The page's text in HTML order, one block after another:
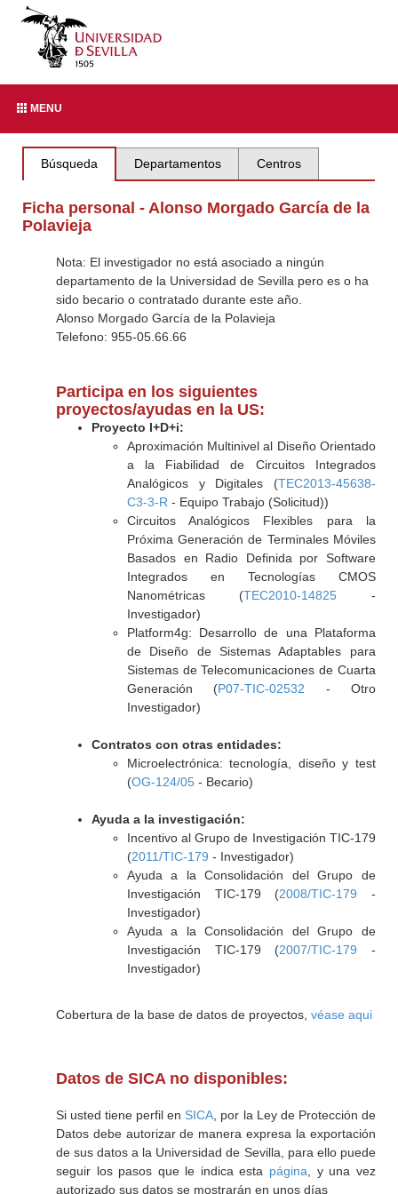
MENU
Búsqueda Departamentos Centros
Ficha personal - Alonso Morgado García de la
Polavieja
Nota: El investigador no está asociado a ningún
departamento de la Universidad de Sevilla pero es o ha
sido becario o contratado durante este año.
Alonso Morgado García de la Polavieja
Telefono: 955-05.66.66
Participa en los siguientes
proyectos/ayudas en la US:
Proyecto I+D+i:
Aproximación Multinivel al Diseño Orientado
a la Fiabilidad de Circuitos Integrados
Analógicos y Digitales (TEC2013-45638-
C3-3-R - Equipo Trabajo (Solicitud))
Circuitos Analógicos Flexibles para la
Próxima Generación de Terminales Móviles
Basados en Radio Definida por Software
Integrados en Tecnologías CMOS
Nanométricas (TEC2010-14825 -
Investigador)
Platform4g: Desarrollo de una Plataforma
de Diseño de Sistemas Adaptables para
Sistemas de Telecomunicaciones de Cuarta
Generación (P07-TIC-02532 - Otro
Investigador)
Contratos con otras entidades:
Microelectrónica: tecnología, diseño y test
(OG-124/05- Becario)
Ayuda a la investigación:
Incentivo al Grupo de Investigación TIC-179
(2011/TIC-179 - Investigador)
Ayuda a la Consolidación del Grupo de
Investigación TIC-179 (2008/TIC-179 -
Investigador)
Ayuda a la Consolidación del Grupo de
Investigación TIC-179 (2007/TIC-179 -
Investigador)
Cobertura de la base de datos de proyectos, véase aqui
Datos de SICA no disponibles:
Si usted tiene perfil en SICA , por la Ley de Protección de
Datos debe autorizar de manera expresa la exportación
de sus datos a la Universidad de Sevilla, para ello puede
seguir los pasos que le indica esta página , y una vez
autorizado sus datos se mostrarán en unos días